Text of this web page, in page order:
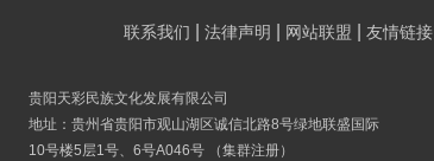
联系我们 法律声明 网站联盟 友情链接
贵阳天彩民族文化发展有限公司
地址：贵州省贵阳市观山湖区诚信北路8号绿地联盛国际
10号楼5层1号、6号A046号 （集群注册）